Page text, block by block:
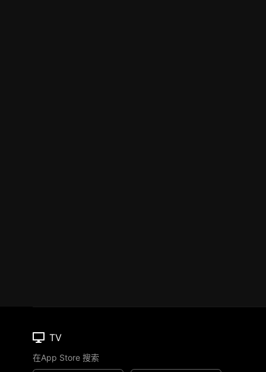
TV
在App Store 搜索